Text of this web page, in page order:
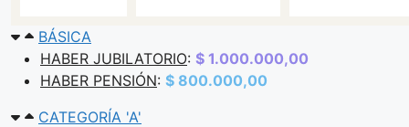
BÁSICA
HABER JUBILATORIO: $ 1.000.000,00
HABER PENSIÓN: $ 800.000,00
CATEGORÍA 'A'